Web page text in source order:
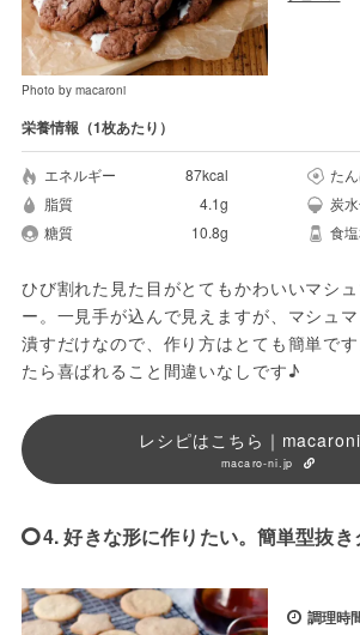
Photo by macaroni
栄養情報（1枚あたり）
エネルギー 87kcal た
脂質
4.1g 炭
糖質
10.8g 食
ひび割れた見た目がとてもかわいいマシ
ー。一見手が込んで見えますが、マシュ
潰すだけなので、作り方はとても簡単で
たら喜ばれること間違いなしです♪
レシピはこちら｜
macaro-ni.jp
4. 好きな形に作りたい。簡単型抜き
調理時